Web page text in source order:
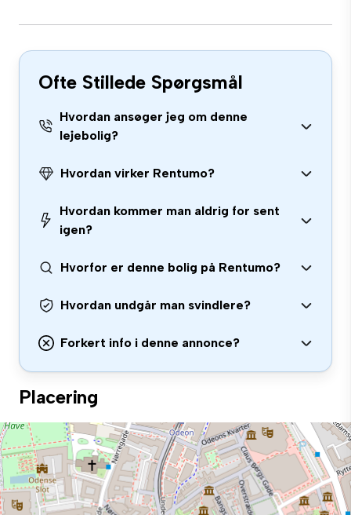
Ofte Stillede Spørgsmål
Hvordan ansøger jeg om denne
lejebolig?
Hvordan virker Rentumo?
Hvordan kommer man aldrig for sent
igen?
Hvorfor er denne bolig på Rentumo?
Hvordan undgår man svindlere?
Forkert info i denne annonce?
Placering